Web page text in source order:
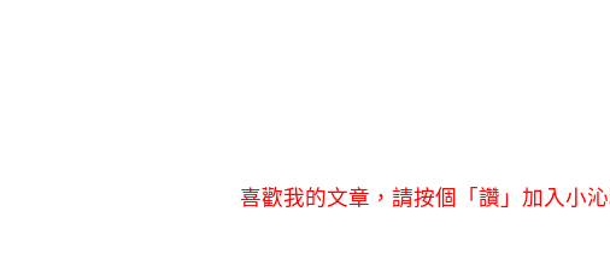
喜歡我的文章，請按個「讚」加入小